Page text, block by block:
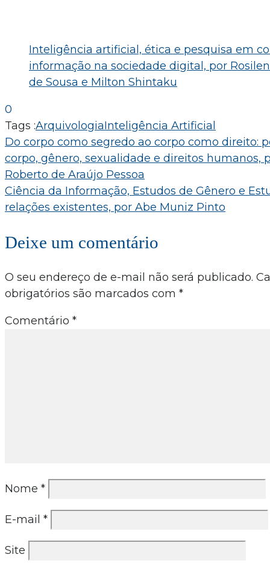
Inteligência artificial, ética e pesquisa em
informação na sociedade digital, por
de Sousa e Milton Shintaku
0
Tags :ArquivologiaInteligência Artificial
Navegação
de
Post
Do corpo como segredo ao corpo como direito:
corpo, gênero, sexualidade e direitos humanos,
Roberto de Araújo Pessoa
Ciência da Informação, Estudos de Gênero e
relações existentes, por Abe Muniz Pinto
Deixe um comentário
O seu endereço de e-mail não será publicado.
obrigatórios são marcados com *
Comentário *
Nome *
E-mail *
Site